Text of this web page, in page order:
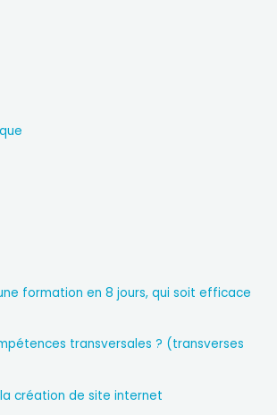
formation en 8 jours, qui soit efficace
transversales ? (transverses
création de site internet